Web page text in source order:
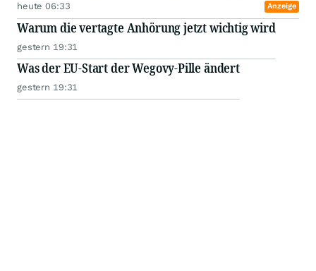
heute 06:33 Anzeige
Warum die vertagte Anhörung jetzt wichtig wird
gestern 19:31
Was der EU-Start der Wegovy-Pille ändert
gestern 19:31